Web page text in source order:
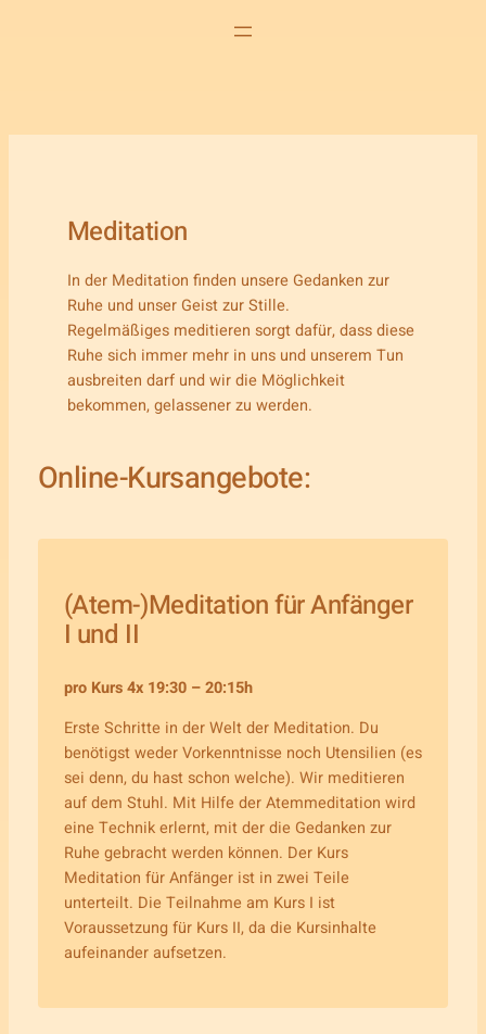
Meditation
In der Meditation finden unsere Gedanken zur
Ruhe und unser Geist zur Stille.
Regelmäßiges meditieren sorgt dafür, dass diese
Ruhe sich immer mehr in uns und unserem Tun
ausbreiten darf und wir die Möglichkeit
bekommen, gelassener zu werden.
Online-Kursangebote:
(Atem-)Meditation für Anfänger
I und II
pro Kurs 4x 19:30 – 20:15h
Erste Schritte in der Welt der Meditation. Du
benötigst weder Vorkenntnisse noch Utensilien (es
sei denn, du hast schon welche). Wir meditieren
auf dem Stuhl. Mit Hilfe der Atemmeditation wird
eine Technik erlernt, mit der die Gedanken zur
Ruhe gebracht werden können. Der Kurs
Meditation für Anfänger ist in zwei Teile
unterteilt. Die Teilnahme am Kurs I ist
Voraussetzung für Kurs II, da die Kursinhalte
aufeinander aufsetzen.